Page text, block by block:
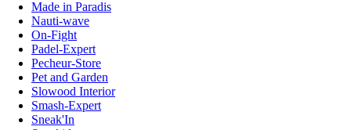
Made in Paradis
Nauti-wave
On-Fight
Padel-Expert
Pecheur-Store
Pet and Garden
Slowood Interior
Smash-Expert
Sneak'In